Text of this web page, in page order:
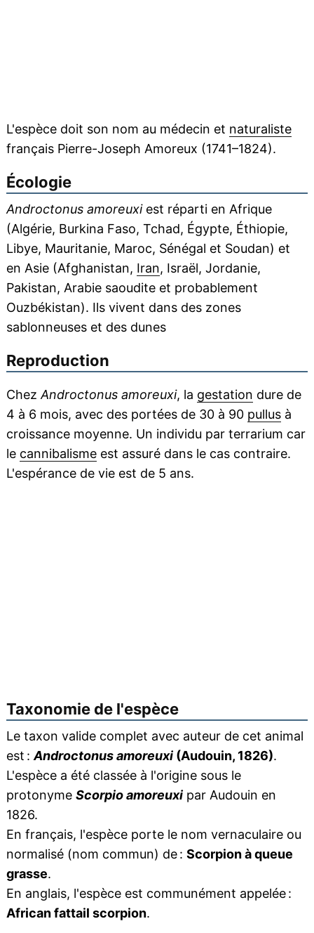
L'espèce doit son nom au médecin et naturaliste
français Pierre-Joseph Amoreux (1741–1824).
Écologie
Androctonus amoreuxiest réparti en Afrique
(Algérie, Burkina Faso, Tchad, Égypte, Éthiopie,
Libye, Mauritanie, Maroc, Sénégal et Soudan) et
en Asie (Afghanistan, Iran, Israël, Jordanie,
Pakistan, Arabie saoudite et probablement
Ouzbékistan). Ils vivent dans des zones
sablonneuses et des dunes
Reproduction
Chez Androctonus amoreuxi, la gestation dure de
4 à 6 mois, avec des portées de 30 à 90 pullusà
croissance moyenne. Un individu par terrarium car
le cannibalismeest assuré dans le cas contraire.
L'espérance de vie est de 5 ans.
Taxonomie de l'espèce
Le taxon valide complet avec auteur de cet animal
est : Androctonus amoreuxi(Audouin, 1826).
L'espèce a été classée à l'origine sous le
protonyme Scorpio amoreuxipar Audouin en
1826.
En français, l'espèce porte le nom vernaculaire ou
normalisé (nom commun) de : Scorpion à queue
grasse.
En anglais, l'espèce est communément appelée :
African fattail scorpion.